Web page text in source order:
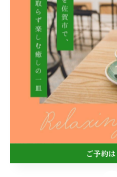
単品￥200(税込￥220)
ドリンクセット￥500(税込
Cafe Carrot(カフェ キャロ
【住所】佐賀県佐賀市神園3
【ＴＥＬ】080-6232-2673
【営業時間】11時30分~16時
※16時~18時まで準備時間と
【店休日】毎週水曜日、日曜
【駐車場】4台
※お越しの際は乗り合わせ
ご予約